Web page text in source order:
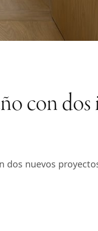
con dos
nuevos